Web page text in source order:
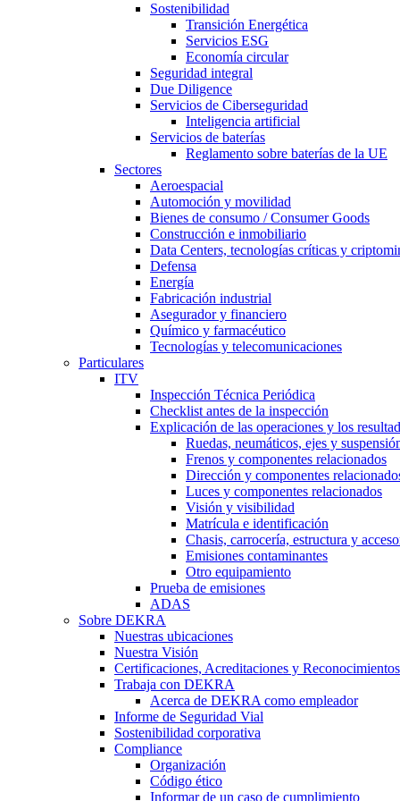
Sostenibilidad
Transición Energética
Servicios ESG
Economía circular
Seguridad integral
Due Diligence
Servicios de Ciberseguridad
Inteligencia artificial
Servicios de baterías
Reglamento sobre baterías de la UE
Sectores
Aeroespacial
Automoción y movilidad
Bienes de consumo / Consumer Goods
Construcción e inmobiliario
Data Centers, tecnologías críticas y
Defensa
Energía
Fabricación industrial
Asegurador y financiero
Químico y farmacéutico
Tecnologías y telecomunicaciones
Particulares
ITV
Inspección Técnica Periódica
Checklist antes de la inspección
Explicación de las operaciones y los
Ruedas, neumáticos, ejes y
Frenos y componentes relacionados
Dirección y componentes
Luces y componentes relacionados
Visión y visibilidad
Matrícula e identificación
Chasis, carrocería, estructura y
Emisiones contaminantes
Otro equipamiento
Prueba de emisiones
ADAS
Sobre DEKRA
Nuestras ubicaciones
Nuestra Visión
Certificaciones, Acreditaciones y Reconocimientos
Trabaja con DEKRA
Acerca de DEKRA como empleador
Informe de Seguridad Vial
Sostenibilidad corporativa
Compliance
Organización
Código ético
Informar de un caso de cumplimiento